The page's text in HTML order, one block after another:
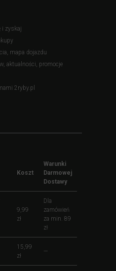
i zyskaj
mapa dojazdu
aktualności, promocje
2ryby.pl
Koszt
Warunki
Darmowej
Dostawy
9,99
zł
Dla
zamówień
za min. 89
zł
15,99
zł
—